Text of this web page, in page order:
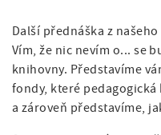
a
v
i
Další přednáška z
Vím, že nic nevím o... se
knihovny. Představíme
fondy, které
a zároveň představíme,
g
a
t